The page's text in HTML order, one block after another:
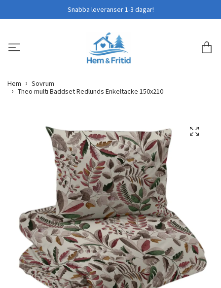
Snabba leveranser 1-3 dagar!
Hem
Sovrum
Theo multi Bäddset Redlunds Enkeltäcke 150x210